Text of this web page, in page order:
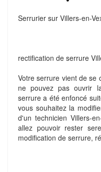
Serrurier sur Villers-en-
rectification de serrure
Votre serrure vient de se
ne pouvez pas ouvrir
serrure a été enfoncé
vous souhaitez la
d'un technicien Villers-
allez pouvoir rester
modification de serrure,